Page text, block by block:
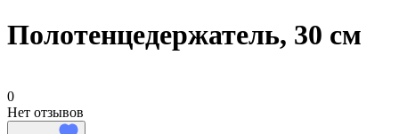
Полотенцедержатель, 30 см
0
Нет отзывов